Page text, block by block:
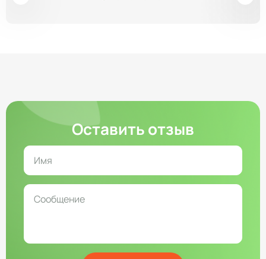
Оставить отзыв